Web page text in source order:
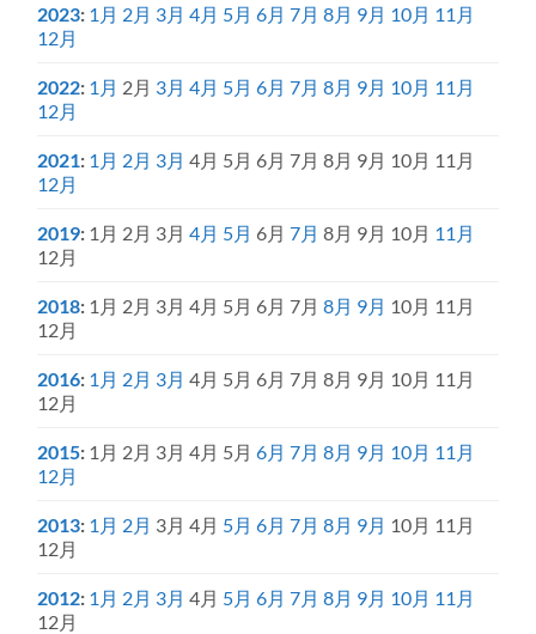
2023: 1月 2月 3月 4月 5月 6月 7月 8月 9月 10月 11月
12月
2022: 1月 2月 3月 4月 5月 6月 7月 8月 9月 10月 11月
12月
2021: 1月 2月 3月 4月 5月 6月 7月 8月 9月 10月 11月
12月
2019: 1月 2月 3月 4月 5月 6月 7月 8月 9月 10月 11月
12月
2018: 1月 2月 3月 4月 5月 6月 7月 8月 9月 10月 11月
12月
2016: 1月 2月 3月 4月 5月 6月 7月 8月 9月 10月 11月
12月
2015: 1月 2月 3月 4月 5月 6月 7月 8月 9月 10月 11月
12月
2013: 1月 2月 3月 4月 5月 6月 7月 8月 9月 10月 11月
12月
2012: 1月 2月 3月 4月 5月 6月 7月 8月 9月 10月 11月
12月